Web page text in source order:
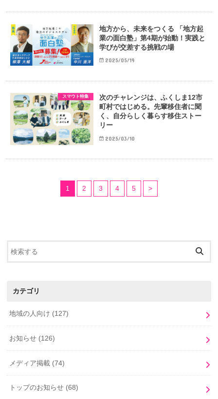
地方から、未来をつくる 「地方起
業の面白塾」第4期が始動！実践と
学びが交差する挑戦の場
2025/05/19
スマウト特集
次のチャレンジは、ふくしま12市
町村ではじめる。先輩移住者に聞
く、自分らしく暮らす移住ストー
リー
2025/03/10
1 2 3 4 5
カテゴリ
地域の人向け (127)
お知らせ (126)
メディア掲載 (74)
トップのお知らせ (68)